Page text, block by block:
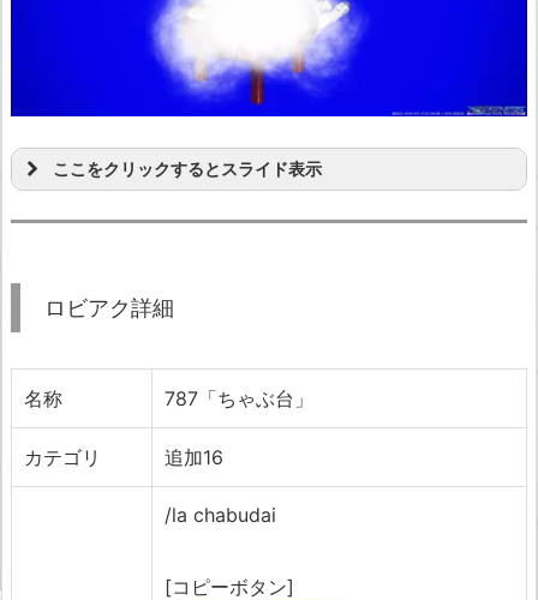
ここをクリックするとスライド表示
ロビアク詳細
名称 787「ちゃぶ台」
カテゴリ 追加16
/la chabudai
[コピーボタン]